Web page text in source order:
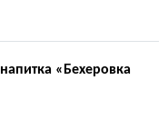
напитка «Бехеровка